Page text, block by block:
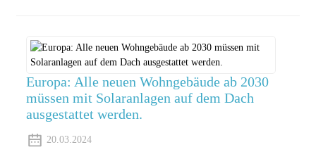
Europa: Alle neuen Wohngebäude ab 2030
müssen mit Solaranlagen auf dem Dach
ausgestattet werden.
20.03.2024